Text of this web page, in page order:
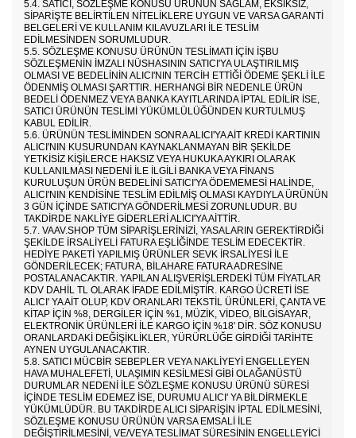
5.4. SATICI, SÖZLEŞME KONUSU ÜRÜNÜN SAĞLAM, EKSIKSIZ,
SIPARIŞTE BELIRTILEN NITELIKLERE UYGUN VE VARSA GARANTI
BELGELERI VE KULLANIM KILAVUZLARI ILE TESLIM
EDILMESINDEN SORUMLUDUR.
5.5. SÖZLEŞME KONUSU ÜRÜNÜN TESLIMATI IÇIN IŞBU
SÖZLEŞMENIN IMZALI NÜSHASININ SATICI'YA ULAŞTIRILMIŞ
OLMASI VE BEDELININ ALICI'NIN TERCIH ETTIĞI ÖDEME ŞEKLI ILE
ÖDENMIŞ OLMASI ŞARTTIR. HERHANGI BIR NEDENLE ÜRÜN
BEDELI ÖDENMEZ VEYA BANKA KAYITLARINDA IPTAL EDILIR ISE,
SATICI ÜRÜNÜN TESLIMI YÜKÜMLÜLÜĞÜNDEN KURTULMUŞ
KABUL EDILIR.
5.6. ÜRÜNÜN TESLIMINDEN SONRA ALICI'YA AIT KREDI KARTININ
ALICI'NIN KUSURUNDAN KAYNAKLANMAYAN BIR ŞEKILDE
YETKISIZ KIŞILERCE HAKSIZ VEYA HUKUKA AYKIRI OLARAK
KULLANILMASI NEDENI ILE ILGILI BANKA VEYA FINANS
KURULUŞUN ÜRÜN BEDELINI SATICI'YA ÖDEMEMESI HALINDE,
ALICI'NIN KENDISINE TESLIM EDILMIŞ OLMASI KAYDIYLA ÜRÜNÜN
3 GÜN IÇINDE SATICI'YA GÖNDERILMESI ZORUNLUDUR. BU
TAKDIRDE NAKLIYE GIDERLERI ALICI'YA AITTIR.
5.7. VAAV.SHOP TÜM SIPARIŞLERINIZI, YASALARIN GEREKTIRDIĞI
ŞEKILDE IRSALIYELI FATURA EŞLIĞINDE TESLIM EDECEKTIR.
HEDIYE PAKETI YAPILMIŞ ÜRÜNLER SEVK IRSALIYESI ILE
GÖNDERILECEK; FATURA, BILAHARE FATURA ADRESINE
POSTALANACAKTIR. YAPILAN ALIŞVERIŞLERDEKI TÜM FIYATLAR
KDV DAHIL TL OLARAK IFADE EDILMIŞTIR. KARGO ÜCRETI ISE
ALICI' YA AIT OLUP, KDV ORANLARI TEKSTIL ÜRÜNLERI, ÇANTA VE
KITAP IÇIN %8, DERGILER IÇIN %1, MÜZIK, VIDEO, BILGISAYAR,
ELEKTRONIK ÜRÜNLERI ILE KARGO IÇIN %18' DIR. SÖZ KONUSU
ORANLARDAKI DEĞIŞIKLIKLER, YÜRÜRLÜĞE GIRDIĞI TARIHTE
AYNEN UYGULANACAKTIR.
5.8. SATICI MÜCBIR SEBEPLER VEYA NAKLIYEYI ENGELLEYEN
HAVA MUHALEFETI, ULAŞIMIN KESILMESI GIBI OLAĞANÜSTÜ
DURUMLAR NEDENI ILE SÖZLEŞME KONUSU ÜRÜNÜ SÜRESI
IÇINDE TESLIM EDEMEZ ISE, DURUMU ALICI' YA BILDIRMEKLE
YÜKÜMLÜDÜR. BU TAKDIRDE ALICI SIPARIŞIN IPTAL EDILMESINI,
SÖZLEŞME KONUSU ÜRÜNÜN VARSA EMSALI ILE
DEĞIŞTIRILMESINI, VE/VEYA TESLIMAT SÜRESININ ENGELLEYICI